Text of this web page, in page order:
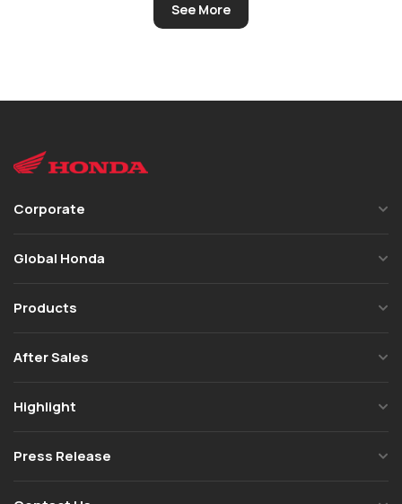
See More
Corporate
Global Honda
Products
After Sales
Highlight
Press Release